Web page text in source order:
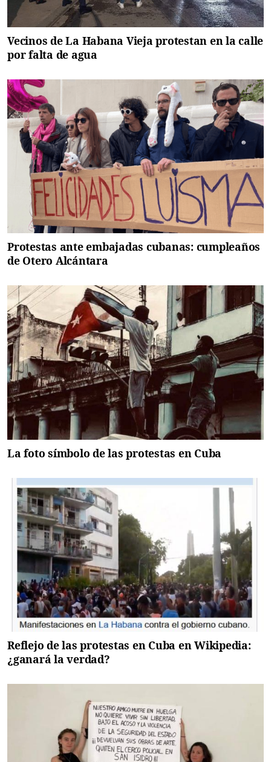
Vecinos de La Habana Vieja protestan en la calle
por falta de agua
Protestas ante embajadas cubanas: cumpleaños
de Otero Alcántara
La foto símbolo de las protestas en Cuba
Reflejo de las protestas en Cuba en Wikipedia:
¿ganará la verdad?